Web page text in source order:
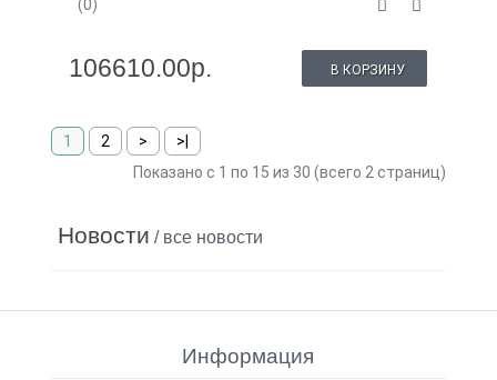
(0)
106610.00р. В КОРЗИНУ
1 2 >
>|
Показано с 1 по 15 из 30 (всего 2 страниц)
Новости / все новости
Информация